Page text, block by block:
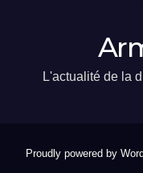
L'actualité de la
Proudly powered by